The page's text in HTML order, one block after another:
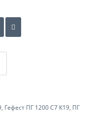
, Гефест ПГ 1200 С7 К19, ПГ